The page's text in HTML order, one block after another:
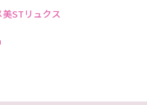
美STリュクス